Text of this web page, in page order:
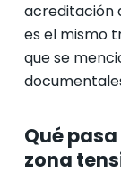
acreditación
es el mismo
que se
Qué
zona